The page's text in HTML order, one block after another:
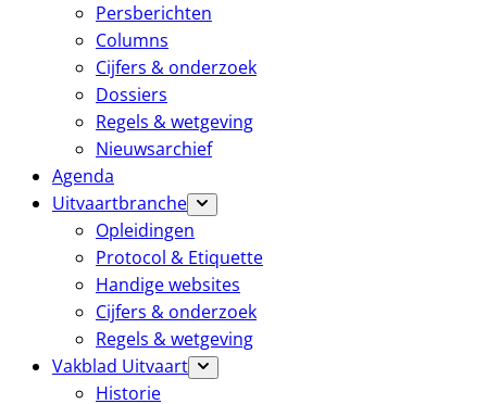
Persberichten
Columns
Cijfers & onderzoek
Dossiers
Regels & wetgeving
Nieuwsarchief
Agenda
Uitvaartbranche
Opleidingen
Protocol & Etiquette
Handige websites
Cijfers & onderzoek
Regels & wetgeving
Vakblad Uitvaart
Historie